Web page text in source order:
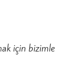
için bizimle